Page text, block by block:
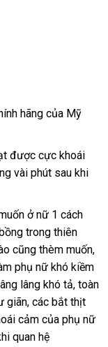
hãng nước
của Mỹ
mới
nhất
được cực khoái
vài phút sau khi
ở nữ 1 cách
trong thiên
hàng
nhái
cũng thèm muốncũ
,
phụ nữ khó kiềm
lâng khó tảgiá
sỉ
, toàn
giãngiá
rẻ
, mini
các bắt thịt
cảm khuyến
mãi
của phụ nữ
quan hệ